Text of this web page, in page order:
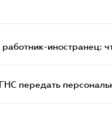
иностранец:
передать